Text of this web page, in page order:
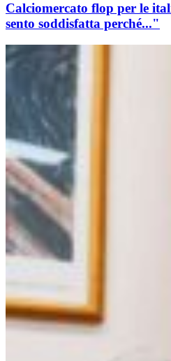
Calciomercato flop per le
sento soddisfatta perché..."